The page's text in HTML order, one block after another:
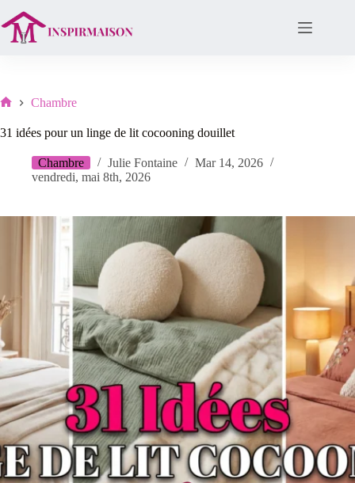
au
contenu
Chambre
31 idées pour un linge de lit cocooning douillet
Chambre Julie Fontaine
Mar 14, 2026
vendredi, mai 8th, 2026